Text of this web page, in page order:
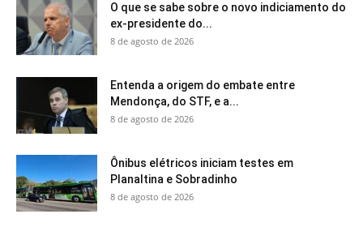
O que se sabe sobre o novo indiciamento do
ex-presidente do...
8 de agosto de 2026
Entenda a origem do embate entre
Mendonça, do STF, e a...
8 de agosto de 2026
Ônibus elétricos iniciam testes em
Planaltina e Sobradinho
8 de agosto de 2026